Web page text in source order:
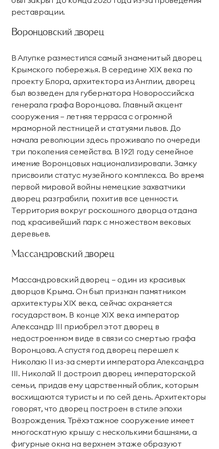
реставрации.
Воронцовский дворец
В Алупке разместился самый знаменитый дворец
Крымского побережья. В середине XIX века по
проекту Блора, архитектора из Англии, дворец
был возведен для губернатора Новороссийска
генерала графа Воронцова. Главный акцент
сооружения – летняя терраса с огромной
мраморной лестницей и статуями львов. До
начала революции здесь проживало по очереди
три поколения семейства. В 1921 году семейное
имение Воронцовых национализировали. Замку
присвоили статус музейного комплекса. Во время
первой мировой войны немецкие захватчики
дворец разграбили, похитив все ценности.
Территория вокруг роскошного дворца отдана
под красивейший парк с множеством вековых
деревьев.
Массандровский дворец
Массандровский дворец – один из красивых
дворцов Крыма. Он был признан памятником
архитектуры XIX века, сейчас охраняется
государством. В конце XIX века император
Александр III приобрел этот дворец в
недостроенном виде в связи со смертью графа
Воронцова. А спустя год дворец перешел к
Николаю II из-за смерти императора Александра
III. Николай II достроил дворец императорской
семьи, придав ему царственный облик, которым
восхищаются туристы и по сей день. Архитекторы
говорят, что дворец построен в стиле эпохи
Возрождения. Трёхэтажное сооружение имеет
многоскатную крышу с несколькими башнями, а
фигурные окна на верхнем этаже образуют